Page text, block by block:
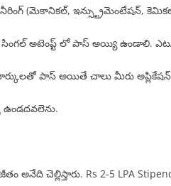
(మెకానికల్, ఇన్స్ట్రుమెంటేషన్,
అటెంప్ట్ లో పాస్ అయ్యి ఉండాలి.
పాస్ అయితే చాలు మీరు అప్లికేషన్
ఉండదవలెను.
చెల్లిస్తారు. Rs 2-5 LPA Stipend